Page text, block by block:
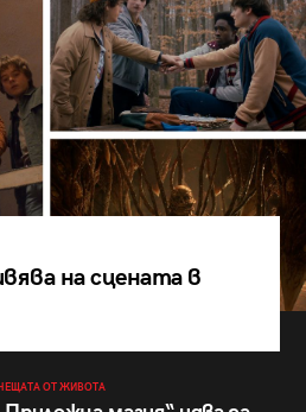
на сцената в
НЕЩАТА ОТ ЖИВОТА